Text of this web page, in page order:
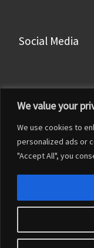
We value your
We use cookies to
personalized ads or
"Accept All", you
Social Media
Facebook
LinkedIn